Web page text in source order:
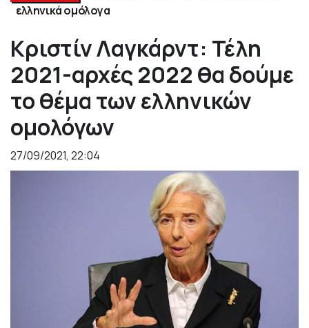
ελληνικά ομόλογα
Κριστίν Λαγκάρντ: Τέλη
2021-αρχές 2022 θα δούμε
το θέμα των ελληνικών
ομολόγων
27/09/2021, 22:04